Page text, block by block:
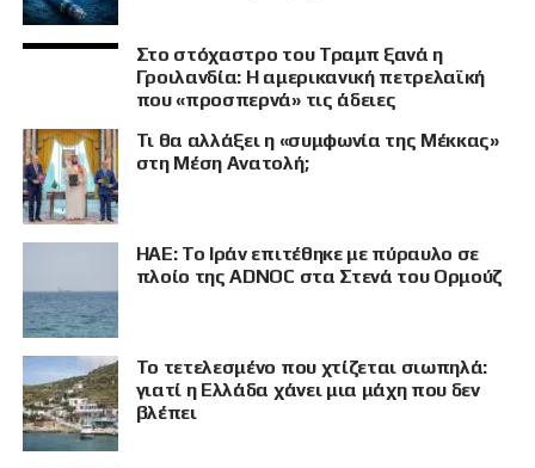
Στο στόχαστρο του Τραμπ ξανά η
Γροιλανδία: Η αμερικανική πετρελαϊκή
που «προσπερνά» τις άδειες
Τι θα αλλάξει η «συμφωνία της Μέκκας»
στη Μέση Ανατολή;
ΗΑΕ: Το Ιράν επιτέθηκε με πύραυλο σε
πλοίο της ADNOC στα Στενά του Ορμούζ
Το τετελεσμένο που χτίζεται σιωπηλά:
γιατί η Ελλάδα χάνει μια μάχη που δεν
βλέπει